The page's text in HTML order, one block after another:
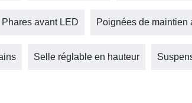
Phares avant LED Poignées de maintien
Selle réglable en hauteur